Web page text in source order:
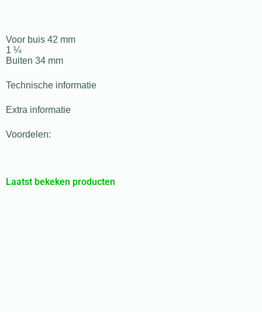
Voor buis 42 mm
1 ¼
Buiten 34 mm
Technische informatie
Extra informatie
Voordelen:
Laatst bekeken producten